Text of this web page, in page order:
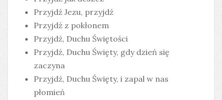
Przyjdź Jezu, przyjdź
Przyjdź z pokłonem
Przyjdź, Duchu Świętości
Przyjdź, Duchu Święty, gdy dzień się
zaczyna
Przyjdź, Duchu Święty, i zapal w nas
płomień